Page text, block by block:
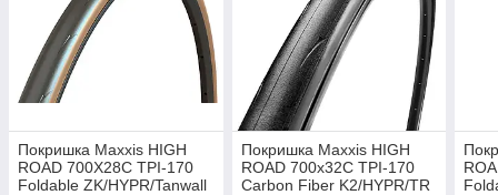
Покришка Maxxis HIGH
ROAD 700X28C TPI-170
Foldable ZK/HYPR/Tanwall
Покришка Maxxis HIGH
ROAD 700x32C TPI-170
Carbon Fiber K2/HYPR/TR